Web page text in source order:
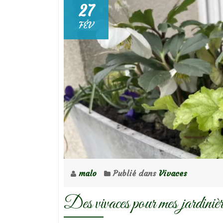
27
FÉV
malo Publié dans Vivaces
Des vivaces pour mes